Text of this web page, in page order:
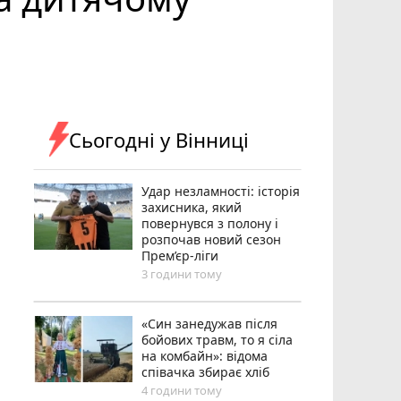
Сьогодні у Вінниці
Удар незламності: історія
захисника, який
повернувся з полону і
розпочав новий сезон
Прем’єр-ліги
3 години тому
«Син занедужав після
бойових травм, то я сіла
на комбайн»: відома
співачка збирає хліб
4 години тому